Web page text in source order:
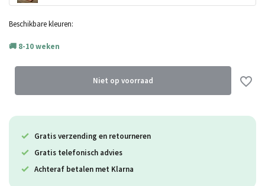
Beschikbare kleuren:
8-10 weken
Niet op voorraad
Gratis verzending en retourneren
Gratis telefonisch advies
Achteraf betalen met Klarna